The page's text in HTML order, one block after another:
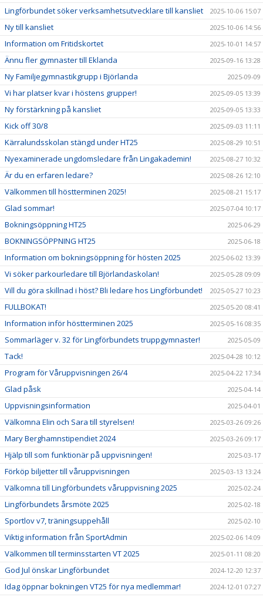
Lingförbundet söker verksamhetsutvecklare till kansliet 2025-10-06 15:07
Ny till kansliet 2025-10-06 14:56
Information om Fritidskortet 2025-10-01 14:57
Ännu fler gymnaster till Eklanda 2025-09-16 13:28
Ny Familjegymnastikgrupp i Björlanda 2025-09-09
Vi har platser kvar i höstens grupper! 2025-09-05 13:39
Ny förstärkning på kansliet 2025-09-05 13:33
Kick off 30/8 2025-09-03 11:11
Kärralundsskolan stängd under HT25 2025-08-29 10:51
Nyexaminerade ungdomsledare från Lingakademin! 2025-08-27 10:32
Är du en erfaren ledare? 2025-08-26 12:10
Välkommen till höstterminen 2025! 2025-08-21 15:17
Glad sommar! 2025-07-04 10:17
Bokningsöppning HT25 2025-06-29
BOKNINGSÖPPNING HT25 2025-06-18
Information om bokningsöppning för hösten 2025 2025-06-02 13:39
Vi söker parkourledare till Björlandaskolan! 2025-05-28 09:09
Vill du göra skillnad i höst? Bli ledare hos Lingförbundet! 2025-05-27 10:23
FULLBOKAT! 2025-05-20 08:41
Information inför höstterminen 2025 2025-05-16 08:35
Sommarläger v. 32 för Lingförbundets truppgymnaster! 2025-05-09
Tack! 2025-04-28 10:12
Program för Våruppvisningen 26/4 2025-04-22 17:34
Glad påsk 2025-04-14
Uppvisningsinformation 2025-04-01
Välkomna Elin och Sara till styrelsen! 2025-03-26 09:26
Mary Berghamnstipendiet 2024 2025-03-26 09:17
Hjälp till som funktionär på uppvisningen! 2025-03-17
Förköp biljetter till våruppvisningen 2025-03-13 13:24
Välkomna till Lingförbundets våruppvisning 2025 2025-02-24
Lingförbundets årsmöte 2025 2025-02-18
Sportlov v7, träningsuppehåll 2025-02-10
Viktig information från SportAdmin 2025-02-06 14:09
Välkommen till terminsstarten VT 2025 2025-01-11 08:20
God Jul önskar Lingförbundet 2024-12-20 12:37
Idag öppnar bokningen VT25 för nya medlemmar! 2024-12-01 07:27